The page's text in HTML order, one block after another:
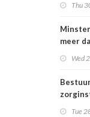
Thu
meer
Wed
Tue